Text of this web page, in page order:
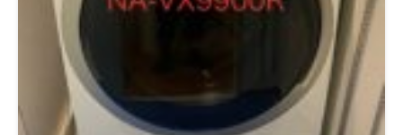
が、 脱水カバー周辺 ドアパッキン裏 ドア内部の縁 この3点で
す。 ドアパッキンとドア内部に大量の埃が溜まっていた理由 結
論はシンプルです。内部の空気とホコリの流れが正常に処理され
ていなかったためです。 今回の洗濯機では、 ドアパッキンの溝
にびっしり埃 ドア内側の縁にも目に見えるホコリ が確認できま
した。 これは「使い方が悪い」わけではありません。分解時に
チェックすべきポイントが見落とされていた可能性が高い状態で
した。 パッキン埃 パッキン清掃後 ドア付着埃 ドア清掃後 1年前